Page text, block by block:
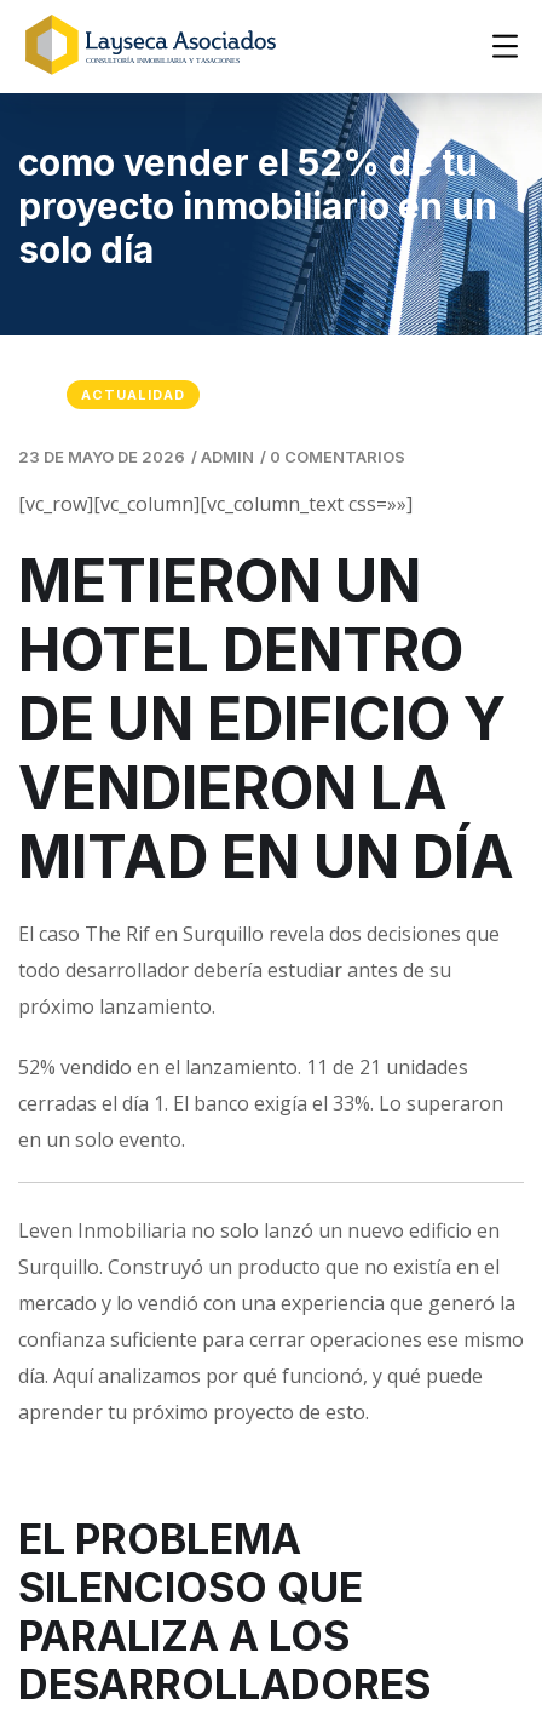
como vender el 52% de tu
proyecto inmobiliario en un
solo día
ACTUALIDAD
23 DE MAYO DE 2026 /ADMIN / 0 COMENTARIOS
[vc_row][vc_column][vc_column_text css=»»]
METIERON UN
HOTEL DENTRO
DE UN EDIFICIO Y
VENDIERON LA
MITAD EN UN DÍA
El caso The Rif en Surquillo revela dos decisiones que
todo desarrollador debería estudiar antes de su
próximo lanzamiento.
52% vendido en el lanzamiento. 11 de 21 unidades
cerradas el día 1. El banco exigía el 33%. Lo superaron
en un solo evento.
Leven Inmobiliaria no solo lanzó un nuevo edificio en
Surquillo. Construyó un producto que no existía en el
mercado y lo vendió con una experiencia que generó la
confianza suficiente para cerrar operaciones ese mismo
día. Aquí analizamos por qué funcionó, y qué puede
aprender tu próximo proyecto de esto.
EL PROBLEMA
SILENCIOSO QUE
PARALIZA A LOS
DESARROLLADORES